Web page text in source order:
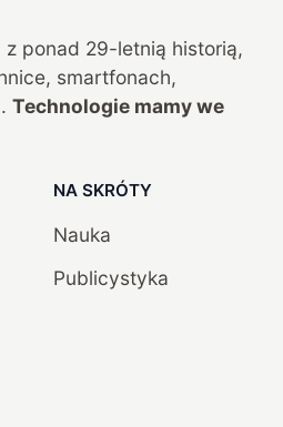
z ponad 29-letnią historią,
smartfonach,
Technologie mamy we
NA SKRÓTY
Nauka
Publicystyka